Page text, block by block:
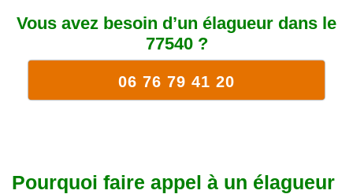
Vous avez besoin d’un élagueur dans le
77540 ?
06 76 79 41 20
Pourquoi faire appel à un élagueur